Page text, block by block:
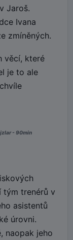
Jaroš.
Ivana
zmíněných.
věcí, které
je to ale
- 90min
tým trenérů v
asistentů
úrovni.
naopak jeho